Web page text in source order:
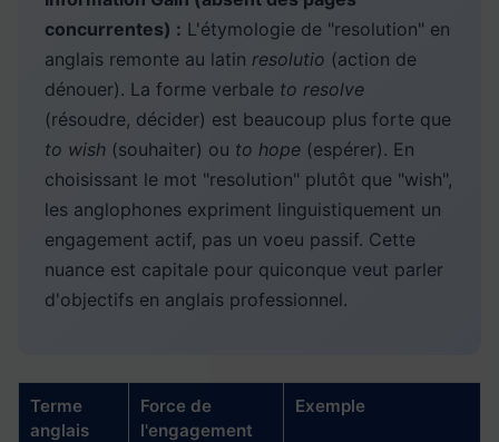
concurrentes) : L'étymologie de "resolution" en
anglais remonte au latin resolutio (action de
dénouer). La forme verbale to resolve
(résoudre, décider) est beaucoup plus forte que
to wish (souhaiter) ou to hope (espérer). En
choisissant le mot "resolution" plutôt que "wish",
les anglophones expriment linguistiquement un
engagement actif, pas un voeu passif. Cette
nuance est capitale pour quiconque veut parler
d'objectifs en anglais professionnel.
Terme
anglais
Force de
l'engagement
Exemple